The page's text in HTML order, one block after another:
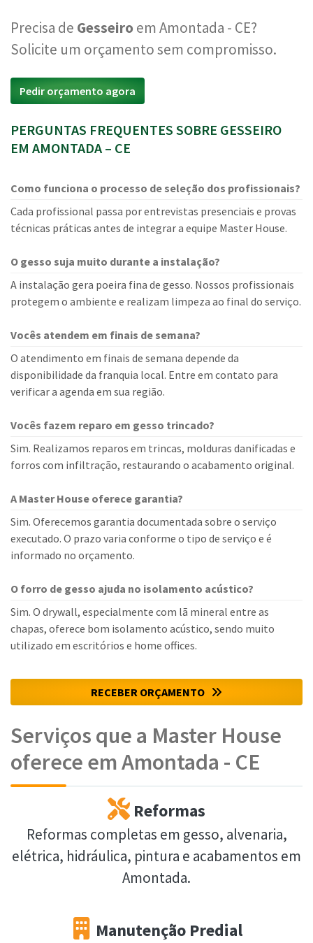
Precisa de Gesseiro em Amontada - CE?
Solicite um orçamento sem compromisso.
Pedir orçamento agora
PERGUNTAS FREQUENTES SOBRE GESSEIRO
EM AMONTADA – CE
Como funciona o processo de seleção dos profissionais?
Cada profissional passa por entrevistas presenciais e provas
técnicas práticas antes de integrar a equipe Master House.
O gesso suja muito durante a instalação?
A instalação gera poeira fina de gesso. Nossos profissionais
protegem o ambiente e realizam limpeza ao final do serviço.
Vocês atendem em finais de semana?
O atendimento em finais de semana depende da
disponibilidade da franquia local. Entre em contato para
verificar a agenda em sua região.
Vocês fazem reparo em gesso trincado?
Sim. Realizamos reparos em trincas, molduras danificadas e
forros com infiltração, restaurando o acabamento original.
A Master House oferece garantia?
Sim. Oferecemos garantia documentada sobre o serviço
executado. O prazo varia conforme o tipo de serviço e é
informado no orçamento.
O forro de gesso ajuda no isolamento acústico?
Sim. O drywall, especialmente com lã mineral entre as
chapas, oferece bom isolamento acústico, sendo muito
utilizado em escritórios e home offices.
RECEBER ORÇAMENTO
Serviços que a Master House
oferece em Amontada - CE
Reformas
Reformas completas em gesso, alvenaria,
elétrica, hidráulica, pintura e acabamentos em
Amontada.
Manutenção Predial